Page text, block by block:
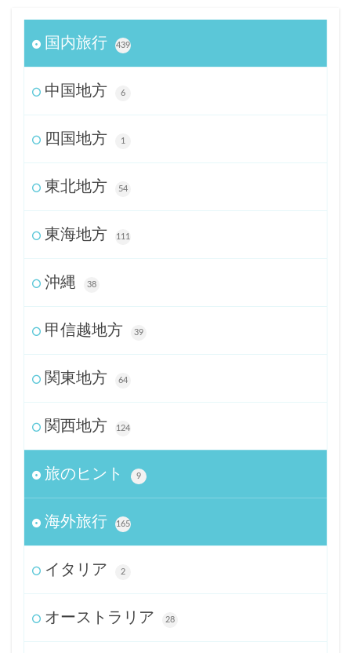
国内旅行 439
中国地方 6
四国地方 1
東北地方 54
東海地方 111
沖縄 38
甲信越地方 39
関東地方 64
関西地方 124
旅のヒント 9
海外旅行 165
イタリア 2
オーストラリア 28